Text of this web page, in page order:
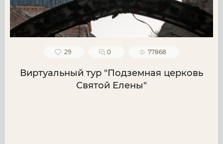
29 0 77868
Виртуальный тур "Подземная церковь
Святой Елены"